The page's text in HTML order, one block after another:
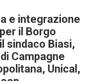
e integrazione
il Borgo
sindaco Biasi,
Campagne
Unical,